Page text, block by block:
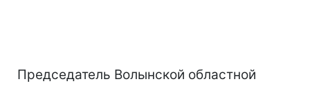
Председатель Волынской областной